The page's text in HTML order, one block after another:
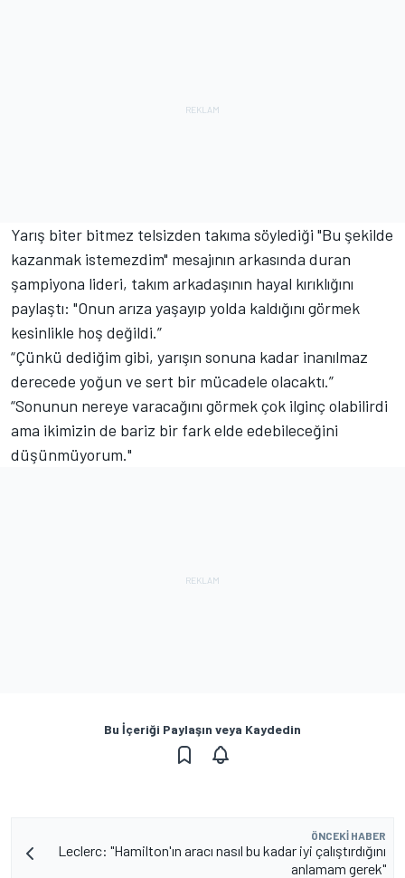
Yarış biter bitmez telsizden takıma söylediği "Bu şekilde
kazanmak istemezdim" mesajının arkasında duran
şampiyona lideri, takım arkadaşının hayal kırıklığını
paylaştı: "Onun arıza yaşayıp yolda kaldığını görmek
kesinlikle hoş değildi.”
“Çünkü dediğim gibi, yarışın sonuna kadar inanılmaz
derecede yoğun ve sert bir mücadele olacaktı.”
“Sonunun nereye varacağını görmek çok ilginç olabilirdi
ama ikimizin de bariz bir fark elde edebileceğini
düşünmüyorum."
Bu İçeriği Paylaşın veya Kaydedin
ÖNCEKI HABER
Leclerc: "Hamilton'ın aracı nasıl bu kadar iyi çalıştırdığını
anlamam gerek"